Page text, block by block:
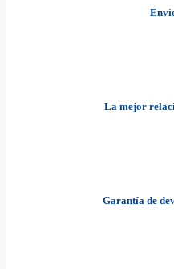
La mejor
Garantía de